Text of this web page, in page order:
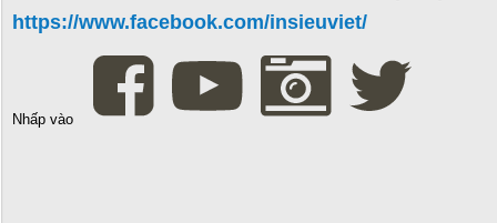
https://www.facebook.com/insieuviet/
Nhấp vào